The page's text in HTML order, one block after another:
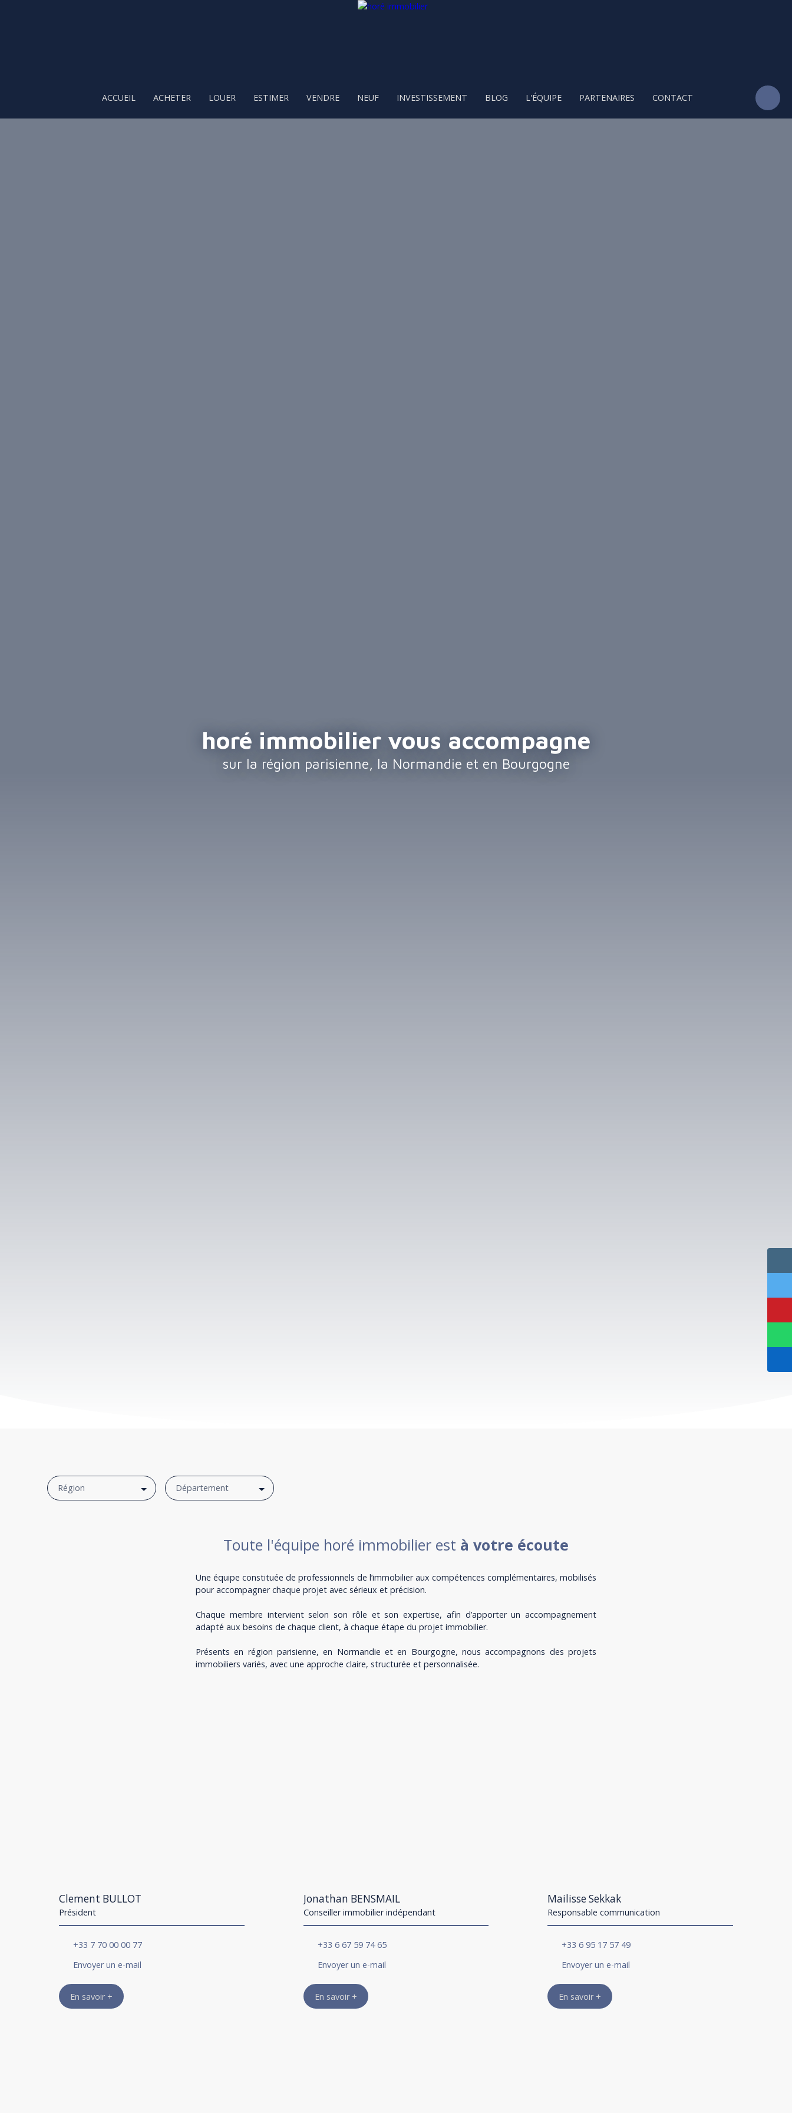
ACCUEIL ACHETER LOUER ESTIMER VENDRE NEUF INVESTISSEMENT BLOG L'ÉQUIPE PARTENAIRES CONTACT
horé immobilier vous accompagne
sur la région parisienne, la Normandie et en Bourgogne
Région Département
Toute l'équipe horé immobilier est à votre écoute
Une équipe constituée de professionnels de l’immobilier aux compétences complémentaires, mobilisés
pour accompagner chaque projet avec sérieux et précision.
Chaque membre intervient selon son rôle et son expertise, afin d’apporter un accompagnement
adapté aux besoins de chaque client, à chaque étape du projet immobilier.
Présents en région parisienne, en Normandie et en Bourgogne, nous accompagnons des projets
immobiliers variés, avec une approche claire, structurée et personnalisée.
Clement BULLOT
Président
+33 7 70 00 00 77
Envoyer un e-mail
En savoir +
Jonathan BENSMAIL
Conseiller immobilier indépendant
+33 6 67 59 74 65
Envoyer un e-mail
En savoir +
Mailisse Sekkak
Responsable communication
+33 6 95 17 57 49
Envoyer un e-mail
En savoir +